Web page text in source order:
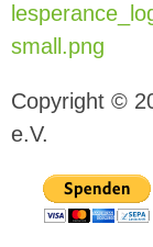
Copyright ©
e.V.